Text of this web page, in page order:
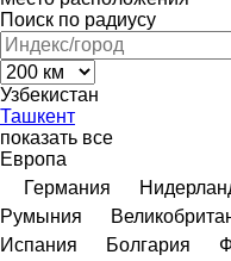
Поиск по радиусу
Узбекистан
Ташкент
показать все
Европа
Германия
Румыния
Испания
Болгария